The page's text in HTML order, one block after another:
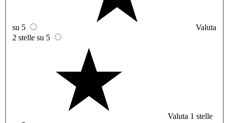
su 5
Valuta
2 stelle su 5
Valuta 1 stelle